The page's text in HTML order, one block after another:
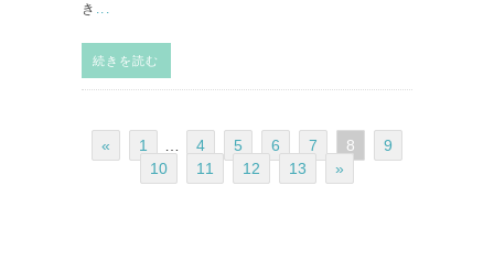
き ...
続きを読む
« 1 4 5 6 7 8
9
10
11 12 13 »